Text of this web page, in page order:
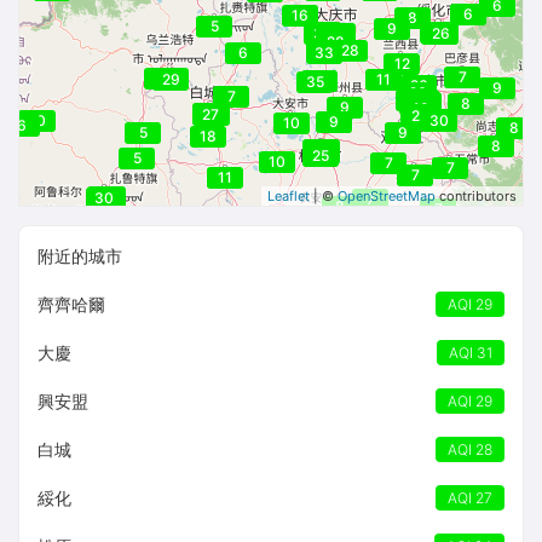
25
24
31
32
29
27
28
7
7
30
26
30
12
29 9
7
30
7
5
11
24
33
8
30
18
25
16
37
30
27
10
7
10
27
50
5
8
7
35
32
5
11
9
29
9
6
32
8
9
6
9
28
8
32
37
27
6
8
7
30
26
30
30
23
33
30
26
27
35
32
28
32
50
27
7
29
27
6
25
48
29
31
29
28
36
32
33
30
Leaflet| ©OpenStreetMapcontributors
附近的城市
齊齊哈爾 AQI 29
大慶 AQI 31
興安盟 AQI 29
白城 AQI 28
綏化 AQI 27